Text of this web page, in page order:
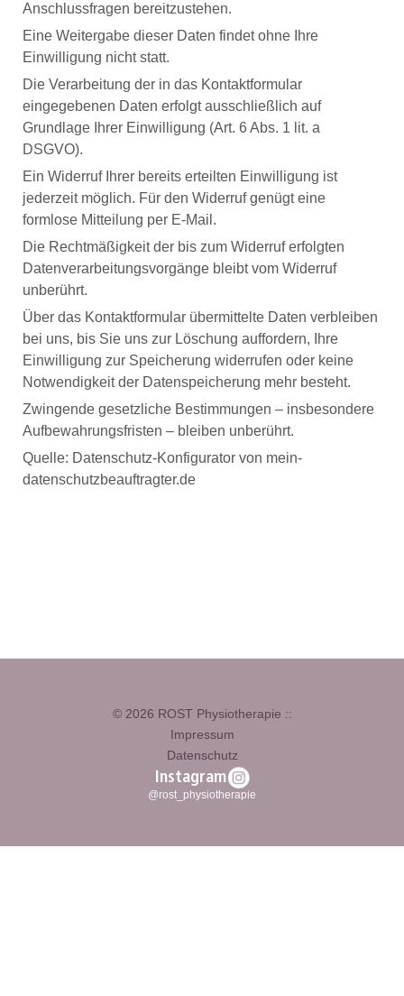
Anschlussfragen bereitzustehen.
Eine Weitergabe dieser Daten findet ohne Ihre
Einwilligung nicht statt.
Die Verarbeitung der in das Kontaktformular
eingegebenen Daten erfolgt ausschließlich auf
Grundlage Ihrer Einwilligung (Art. 6 Abs. 1 lit. a
DSGVO).
Ein Widerruf Ihrer bereits erteilten Einwilligung ist
jederzeit möglich. Für den Widerruf genügt eine
formlose Mitteilung per E-Mail.
Die Rechtmäßigkeit der bis zum Widerruf erfolgten
Datenverarbeitungsvorgänge bleibt vom Widerruf
unberührt.
Über das Kontaktformular übermittelte Daten verbleiben
bei uns, bis Sie uns zur Löschung auffordern, Ihre
Einwilligung zur Speicherung widerrufen oder keine
Notwendigkeit der Datenspeicherung mehr besteht.
Zwingende gesetzliche Bestimmungen – insbesondere
Aufbewahrungsfristen – bleiben unberührt.
Quelle: Datenschutz-Konfigurator von mein-
datenschutzbeauftragter.de
© 2026 ROST Physiotherapie ::
Impressum
Datenschutz
Instagram
@rost_physiotherapie